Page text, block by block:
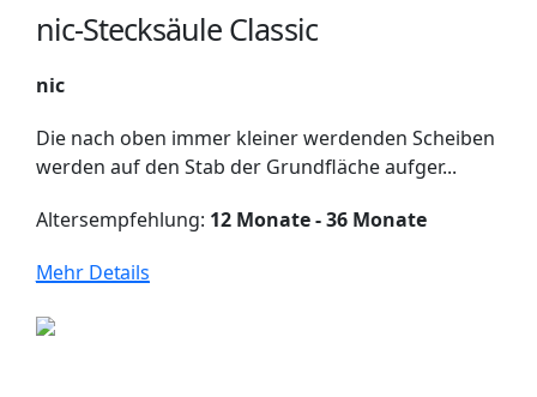
nic-Stecksäule Classic
nic
Die nach oben immer kleiner werdenden Scheiben
werden auf den Stab der Grundfläche aufger...
Altersempfehlung: 12 Monate - 36 Monate
Mehr Details